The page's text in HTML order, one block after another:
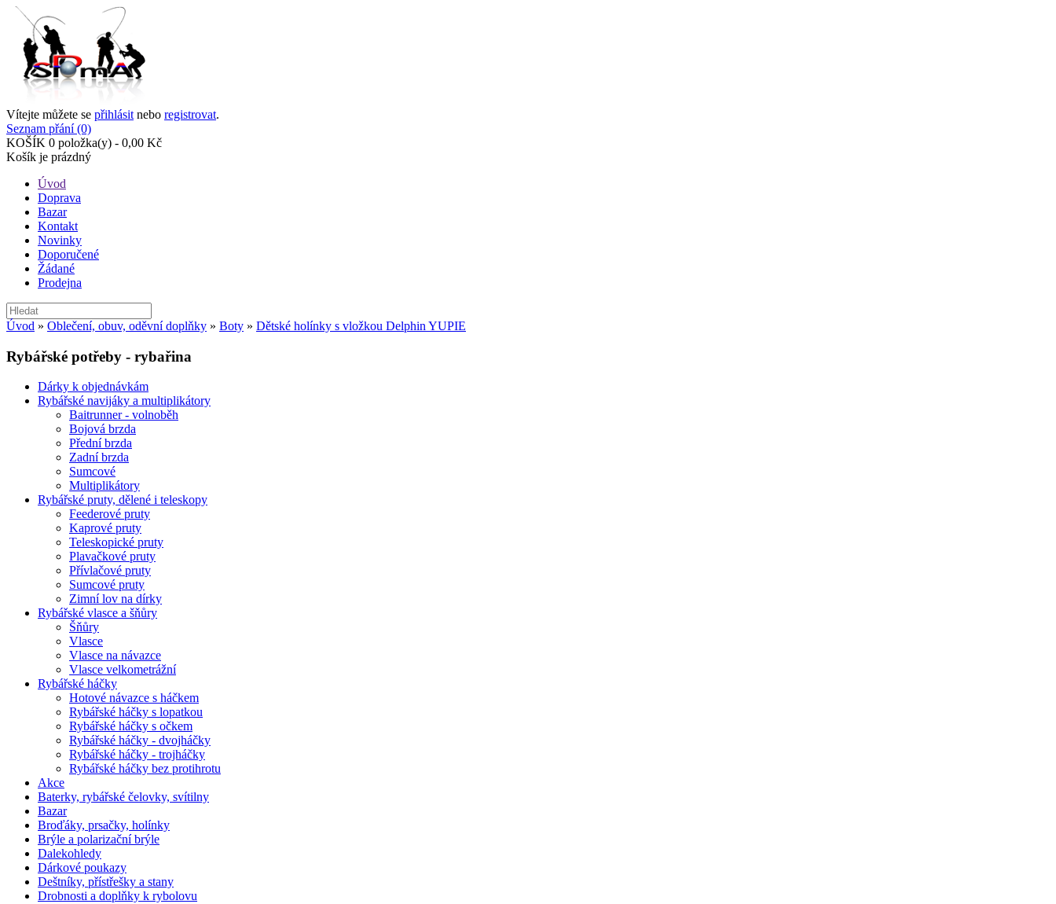
Vítejte můžete se přihlásit nebo registrovat.
Seznam přání (0)
KOŠÍK 0 položka(y) - 0,00 Kč
Košík je prázdný
Úvod
Doprava
Bazar
Kontakt
Novinky
Doporučené
Žádané
Prodejna
Úvod » Oblečení, obuv, oděvní doplňky » Boty » Dětské holínky s vložkou Delphin YUPIE
Rybářské potřeby - rybařina
Dárky k objednávkám
Rybářské navijáky a multiplikátory
Baitrunner - volnoběh
Bojová brzda
Přední brzda
Zadní brzda
Sumcové
Multiplikátory
Rybářské pruty, dělené i teleskopy
Feederové pruty
Kaprové pruty
Teleskopické pruty
Plavačkové pruty
Přívlačové pruty
Sumcové pruty
Zimní lov na dírky
Rybářské vlasce a šňůry
Šňůry
Vlasce
Vlasce na návazce
Vlasce velkometrážní
Rybářské háčky
Hotové návazce s háčkem
Rybářské háčky s lopatkou
Rybářské háčky s očkem
Rybářské háčky - dvojháčky
Rybářské háčky - trojháčky
Rybářské háčky bez protihrotu
Akce
Baterky, rybářské čelovky, svítilny
Bazar
Broďáky, prsačky, holínky
Brýle a polarizační brýle
Dalekohledy
Dárkové poukazy
Deštníky, přístřešky a stany
Drobnosti a doplňky k rybolovu